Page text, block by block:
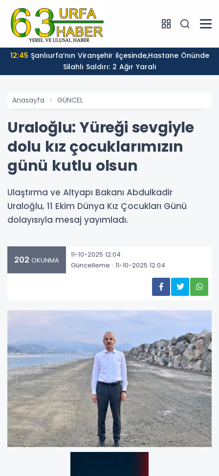
12:45
Silahlı Saldırı: 2 Ağır Yaralı
Anasayfa GÜNCEL
Uraloğlu: Yüreği sevgiyle
dolu kız çocuklarımızın
günü kutlu olsun
Ulaştırma ve Altyapı Bakanı Abdulkadir
Uraloğlu, 11 Ekim Dünya Kız Çocukları Günü
dolayısıyla mesaj yayımladı.
202 OKUNMA
11-10-2025 12:04
Güncelleme : 11-10-2025 12:04